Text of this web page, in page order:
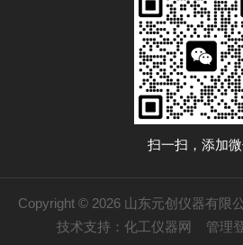
扫一扫，添加
Copyright © 2026 山东元创仪器有限
技术支持： 化工仪器网 管理